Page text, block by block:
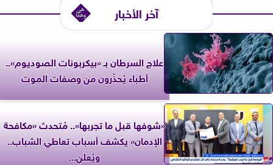
آخر الأخبار
علاج السرطان بـ «بيكربونات الصوديوم»..
أطباء يُحذّرون من وصفات الموت
«شوفها قبل ما تجربها».. مُتحدث «مكافحة
الإدمان» يكشف أسباب تعاطي الشباب..
ويُعلن...